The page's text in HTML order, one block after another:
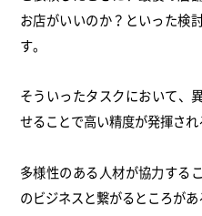
お店がいいのか？といった検
す。
そういったタスクにおいて、
せることで高い精度が発揮され
多様性のある人材が協力する
のビジネスと繋がるところがあ